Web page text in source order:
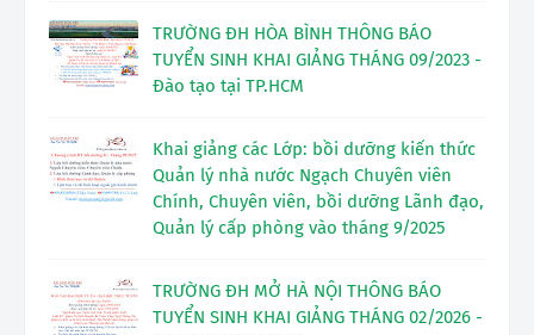
TRƯỜNG ĐH HÒA BÌNH THÔNG BÁO
TUYỂN SINH KHAI GIẢNG THÁNG 09/2023 -
Đào tạo tại TP.HCM
Khai giảng các Lớp: bồi dưỡng kiến thức
Quản lý nhà nước Ngạch Chuyên viên
Chính, Chuyên viên, bồi dưỡng Lãnh đạo,
Quản lý cấp phòng vào tháng 9/2025
TRƯỜNG ĐH MỞ HÀ NỘI THÔNG BÁO
TUYỂN SINH KHAI GIẢNG THÁNG 02/2026 -